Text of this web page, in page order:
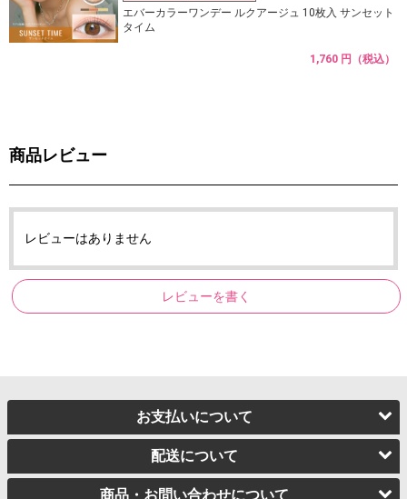
エバーカラーワンデー ルクアージュ 10枚入 サンセット
タイム
1,760 円（税込）
商品レビュー
レビューはありません
レビューを書く
お支払いについて
配送について
商品・お問い合わせについて